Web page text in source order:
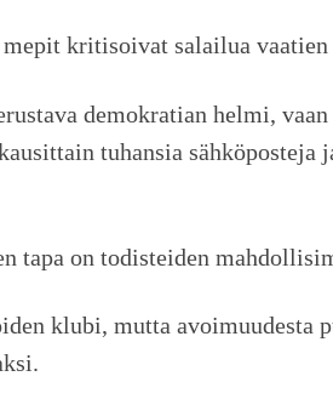
kritisoivat salailua
demokratian helmi,
tuhansia sähköposteja
on todisteiden
klubi, mutta avoimuudesta